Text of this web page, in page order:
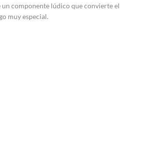
un componente lúdico que convierte el
muy especial.